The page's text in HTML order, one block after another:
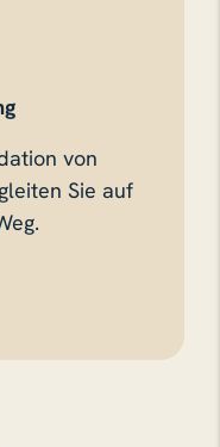
von
Sie auf